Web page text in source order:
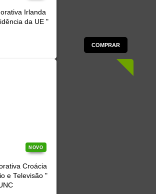
Irlanda
da UE "
COMPRAR
NOVO
Croácia
e Televisão "